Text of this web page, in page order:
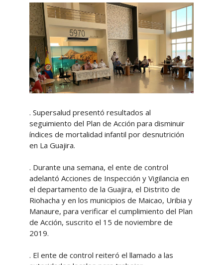
. Supersalud presentó resultados al
seguimiento del Plan de Acción para disminuir
índices de mortalidad infantil por desnutrición
en La Guajira.
. Durante una semana, el ente de control
adelantó Acciones de Inspección y Vigilancia en
el departamento de la Guajira, el Distrito de
Riohacha y en los municipios de Maicao, Uribia y
Manaure, para verificar el cumplimiento del Plan
de Acción, suscrito el 15 de noviembre de
2019.
. El ente de control reiteró el llamado a las